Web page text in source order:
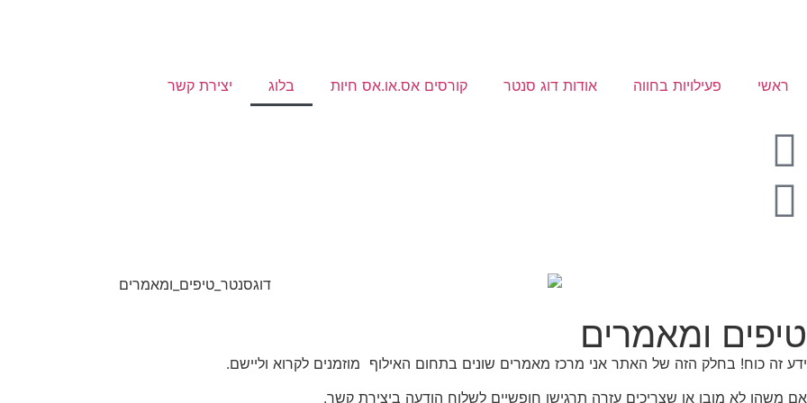
ראשי פעילויות בחווה אודות דוג סנטר קורסים אס.או.אס חיות בלוג יצירת קשר
טיפים ומאמרים
ידע זה כוח! בחלק הזה של האתר אני מרכז מאמרים שונים בתחום האילוף מוזמנים לקרוא וליישם.
אם משהו לא מובן או שצריכים עזרה תרגישו חופשיים לשלוח הודעה ביצירת קשר.